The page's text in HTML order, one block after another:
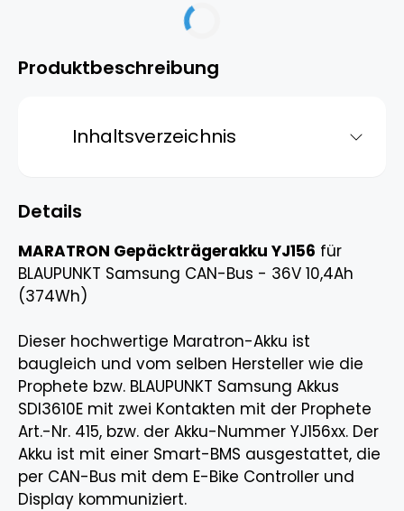
Produktbeschreibung
Inhaltsverzeichnis
Details
MARATRON Gepäckträgerakku YJ156 für
BLAUPUNKT Samsung CAN-Bus - 36V 10,4Ah
(374Wh)
Dieser hochwertige Maratron-Akku ist
baugleich und vom selben Hersteller wie die
Prophete bzw. BLAUPUNKT Samsung Akkus
SDI3610E mit zwei Kontakten mit der Prophete
Art.-Nr. 415, bzw. der Akku-Nummer YJ156xx. Der
Akku ist mit einer Smart-BMS ausgestattet, die
per CAN-Bus mit dem E-Bike Controller und
Display kommuniziert.